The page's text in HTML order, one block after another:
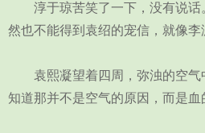
淳于琼苦笑了一下，没有说话
然也不能得到袁绍的宠信，就像李
袁熙凝望着四周，弥浊的空气
知道那并不是空气的原因，而是血